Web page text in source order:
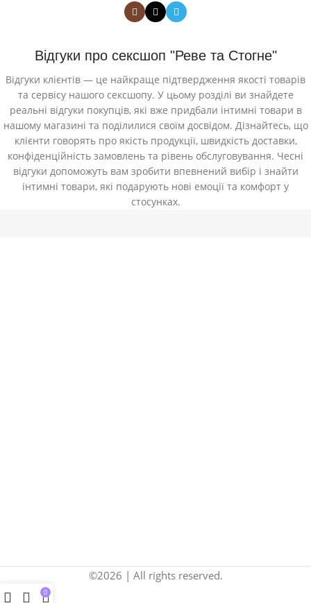
Відгуки про сексшоп "Реве та Стогне"
Відгуки клієнтів — це найкраще підтвердження якості товарів
та сервісу нашого сексшопу. У цьому розділі ви знайдете
реальні відгуки покупців, які вже придбали інтимні товари в
нашому магазині та поділилися своїм досвідом. Дізнайтесь, що
клієнти говорять про якість продукції, швидкість доставки,
конфіденційність замовлень та рівень обслуговування. Чесні
відгуки допоможуть вам зробити впевнений вибір і знайти
інтимні товари, які подарують нові емоції та комфорт у
стосунках.
©2026 | All rights reserved.
0